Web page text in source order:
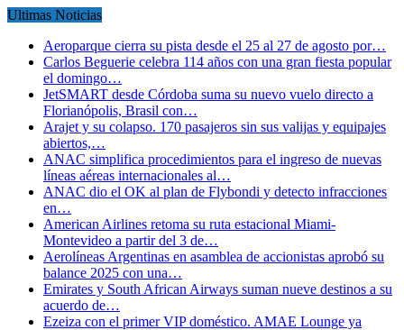
Ultimas Noticias
Aeroparque cierra su pista desde el 25 al 27 de agosto por…
Carlos Beguerie celebra 114 años con una gran fiesta popular
el domingo…
JetSMART desde Córdoba suma su nuevo vuelo directo a
Florianópolis, Brasil con…
Arajet y su colapso. 170 pasajeros sin sus valijas y equipajes
abiertos,…
ANAC simplifica procedimientos para el ingreso de nuevas
líneas aéreas internacionales al…
ANAC dio el OK al plan de Flybondi y detecto infracciones
en…
American Airlines retoma su ruta estacional Miami-
Montevideo a partir del 3 de…
Aerolíneas Argentinas en asamblea de accionistas aprobó su
balance 2025 con una…
Emirates y South African Airways suman nueve destinos a su
acuerdo de…
Ezeiza con el primer VIP doméstico. AMAE Lounge ya